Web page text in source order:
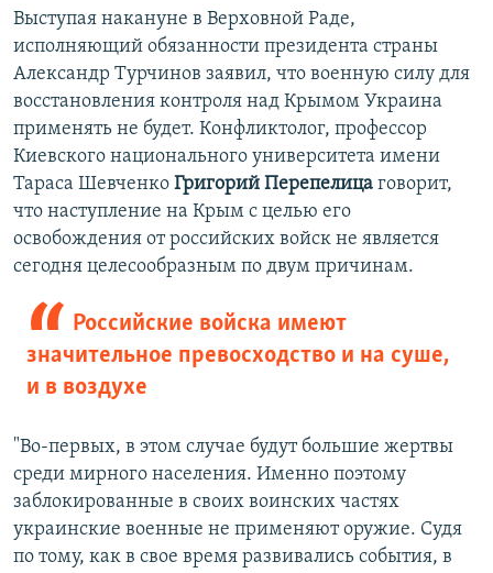
Выступая накануне в Верховной Раде,
исполняющий обязанности президента страны
Александр Турчинов заявил, что военную силу для
восстановления контроля над Крымом Украина
применять не будет. Конфликтолог, профессор
Киевского национального университета имени
Тараса Шевченко Григорий Перепелица говорит,
что наступление на Крым с целью его
освобождения от российских войск не является
сегодня целесообразным по двум причинам.
Российские войска имеют
значительное превосходство и на суше,
и в воздухе
"Во-первых, в этом случае будут большие жертвы
среди мирного населения. Именно поэтому
заблокированные в своих воинских частях
украинские военные не применяют оружие. Судя
по тому, как в свое время развивались события, в